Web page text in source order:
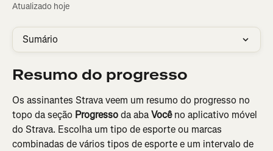
Atualizado hoje
Sumário
Resumo do progresso
Os assinantes Strava veem um resumo do progresso no
topo da seção Progresso da aba Você no aplicativo móvel
do Strava. Escolha um tipo de esporte ou marcas
combinadas de vários tipos de esporte e um intervalo de